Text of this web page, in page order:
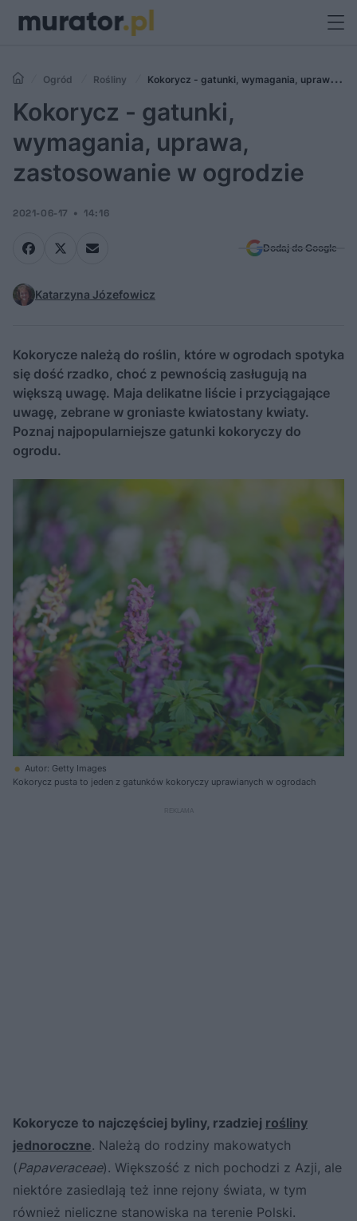
Ogród Rośliny
Kokorycz - gatunki, wymagania, uprawa,
zastosowanie w ogrodzie
Kokorycz - gatunki,
wymagania, uprawa,
zastosowanie w ogrodzie
2021-06-17 14:16
Dodaj do Google
Katarzyna Józefowicz
Kokorycze należą do roślin, które w ogrodach spotyka
się dość rzadko, choć z pewnością zasługują na
większą uwagę. Maja delikatne liście i przyciągające
uwagę, zebrane w groniaste kwiatostany kwiaty.
Poznaj najpopularniejsze gatunki kokoryczy do
ogrodu.
Autor: Getty Images
Kokorycz pusta to jeden z gatunków kokoryczy uprawianych w ogrodach
Kokorycze to najczęściej byliny, rzadziej rośliny
jednoroczne. Należą do rodziny makowatych
(Papaveraceae). Większość z nich pochodzi z Azji, ale
niektóre zasiedlają też inne rejony świata, w tym
również nieliczne stanowiska na terenie Polski.